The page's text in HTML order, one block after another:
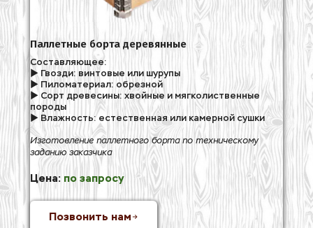
Паллетные борта деревянные
Составляющее:
► Гвозди: винтовые или шурупы
► Пиломатериал: обрезной
► Сорт древесины: хвойные и мягколиственные
породы
► Влажность: естественная или камерной сушки
Изготовление паллетного борта по техническому
заданию заказчика
Цена: по запросу
Позвонить нам